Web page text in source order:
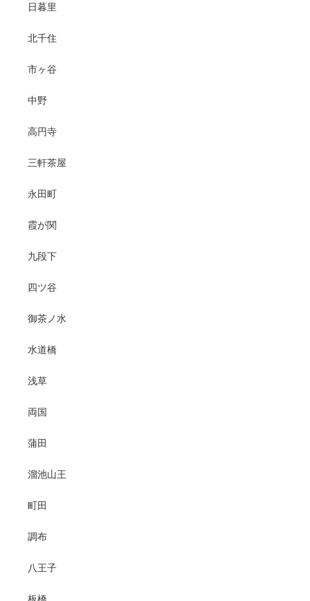
日暮里
北千住
市ヶ谷
中野
高円寺
三軒茶屋
永田町
霞が関
九段下
四ツ谷
御茶ノ水
水道橋
浅草
両国
蒲田
溜池山王
町田
調布
八王子
板橋